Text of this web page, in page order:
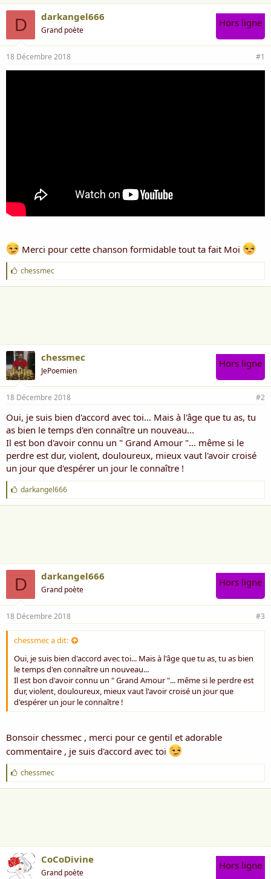
u
t
r
d
e
a
t
e
d
e
é
D darkangel666
Grand poète
Hors ligne
18 Décembre 2018 #1
Merci pour cette chanson formidable tout ta fait Moi
J
'
a
chessmec
chessmec
JePoemien
Hors ligne
18 Décembre 2018 #2
Oui, je suis bien d'accord avec toi... Mais à l'âge que tu as, tu
as bien le temps d'en connaître un nouveau...
Il est bon d'avoir connu un " Grand Amour "... même si le
perdre est dur, violent, douloureux, mieux vaut l'avoir croisé
un jour que d'espérer un jour le connaître !
J
'
a
darkangel666
D darkangel666
Grand poète
Hors ligne
18 Décembre 2018 #3
chessmec a dit:
Oui, je suis bien d'accord avec toi... Mais à l'âge que tu as, tu as bien
le temps d'en connaître un nouveau...
Il est bon d'avoir connu un " Grand Amour "... même si le perdre est
dur, violent, douloureux, mieux vaut l'avoir croisé un jour que
d'espérer un jour le connaître !
Bonsoir chessmec , merci pour ce gentil et adorable
commentaire , je suis d'accord avec toi
J
'
a
chessmec
CoCoDivine
Grand poète
Hors ligne